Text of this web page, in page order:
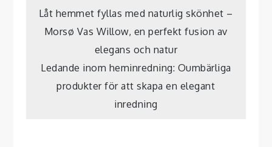
Inläggsnavigering
Låt hemmet fyllas med naturlig skönhet –
Morsø Vas Willow, en perfekt fusion av
elegans och natur
Ledande inom heminredning: Oumbärliga
produkter för att skapa en elegant
inredning